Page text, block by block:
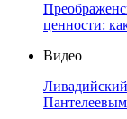
ценности:
Видео
Пантелеевым